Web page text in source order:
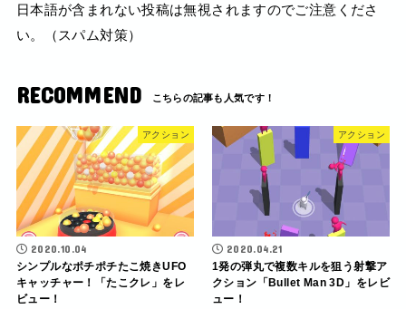
日本語が含まれない投稿は無視されますのでご注意くださ
い。（スパム対策）
RECOMMEND
アクション
2020.10.04
シンプルなポチポチたこ焼きUFO
キャッチャー！「たこクレ」をレ
ビュー！
アクション
2020.04.21
1発の弾丸で複数キルを狙う射撃ア
クション「Bullet Man 3D」をレビ
ュー！